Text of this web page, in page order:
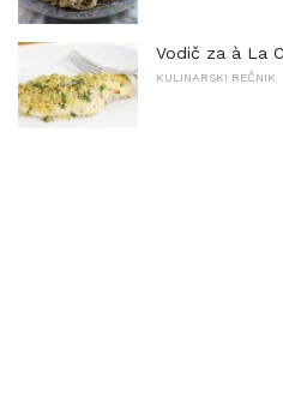
Vodič za à La
KULINARSKI REČNIK